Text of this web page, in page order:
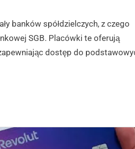
banków spółdzielczych, z czego
SGB. Placówki te oferują
dostęp do